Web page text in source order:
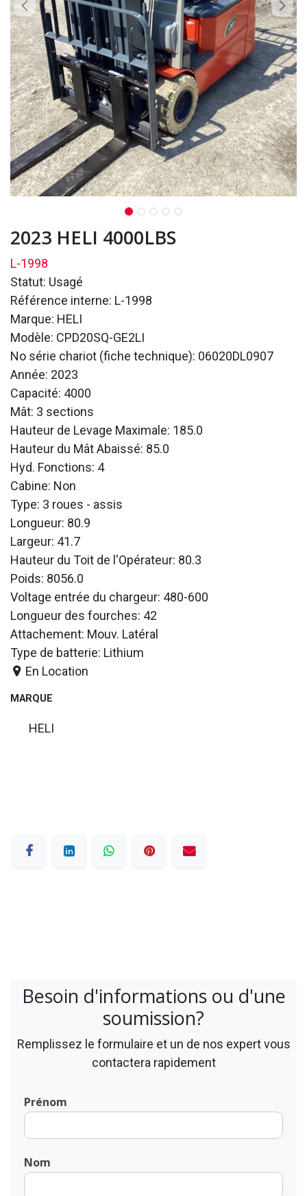
2023 HELI 4000LBS
L-1998
Statut: Usagé
Référence interne: L-1998
Marque: HELI
Modèle: CPD20SQ-GE2LI
No série chariot (fiche technique): 06020DL0907
Année: 2023
Capacité: 4000
Mât: 3 sections
Hauteur de Levage Maximale: 185.0
Hauteur du Mât Abaissé: 85.0
Hyd. Fonctions: 4
Cabine: Non
Type: 3 roues - assis
Longueur: 80.9
Largeur: 41.7
Hauteur du Toit de l'Opérateur: 80.3
Poids: 8056.0
Voltage entrée du chargeur: 480-600
Longueur des fourches: 42
Attachement: Mouv. Latéral
Type de batterie: Lithium
En Location
MARQUE
HELI
Besoin d'informations ou d'une
soumission?
Remplissez le formulaire et un de nos expert vous
contactera rapidement
Prénom
Nom